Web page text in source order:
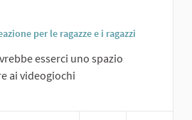
per le ragazze e i ragazzi
esserci uno spazio
ai videogiochi